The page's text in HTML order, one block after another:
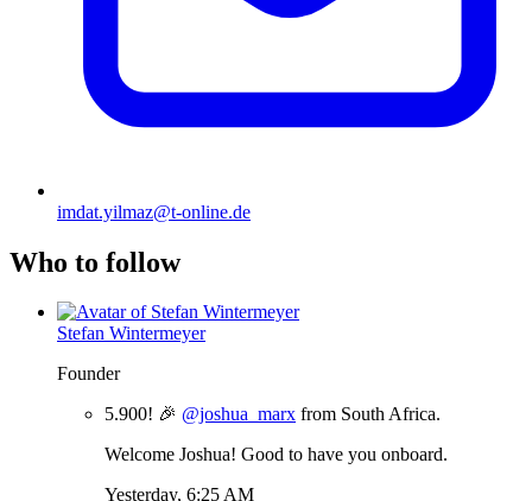
imdat.yilmaz@t-online.de
Who to follow
Stefan Wintermeyer
Founder
5.900! 🎉 @joshua_marx from South Africa.
Welcome Joshua! Good to have you onboard.
Yesterday, 6:25 AM